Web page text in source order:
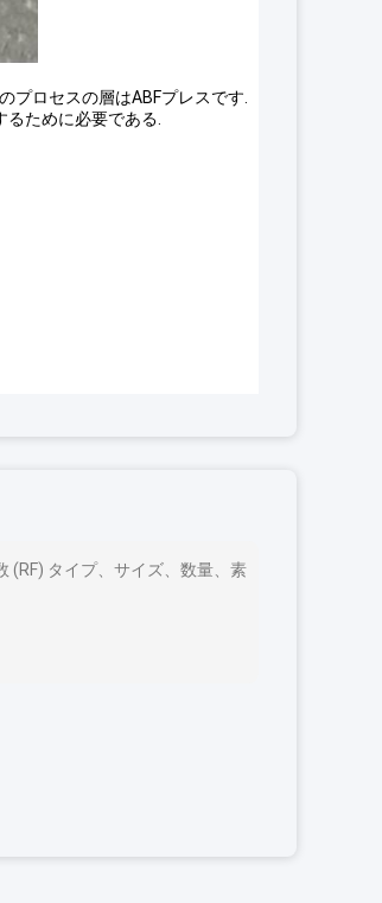
プロセスの層はABFプレスです.
ために必要である.
(RF) タイプ、サイズ、数量、素